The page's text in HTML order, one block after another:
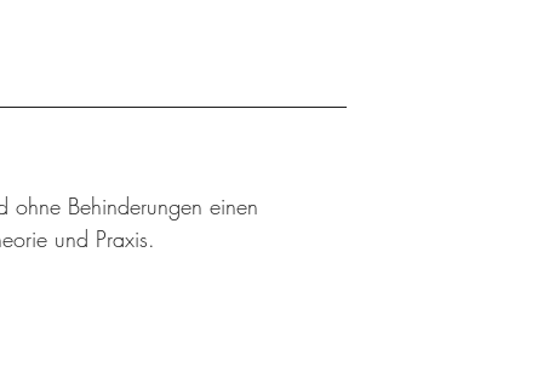
ohne Behinderungen einen
und Praxis.